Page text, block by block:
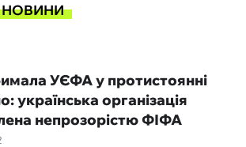
НОВИНИ
УЄФА у протистоянні
українська організація
непрозорістю ФІФА